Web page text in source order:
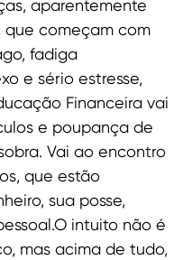
aparentemente
que começam com
fadiga
e sério estresse,
Financeira vai
e poupança de
Vai ao encontro
que estão
sua posse,
intuito não é
mas acima de tudo,